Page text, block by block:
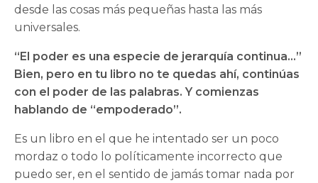
desde las cosas más pequeñas hasta las más
universales.
“El poder es una especie de jerarquía continua…”
Bien, pero en tu libro no te quedas ahí, continúas
con el poder de las palabras. Y comienzas
hablando de “empoderado”.
Es un libro en el que he intentado ser un poco
mordaz o todo lo políticamente incorrecto que
puedo ser, en el sentido de jamás tomar nada por